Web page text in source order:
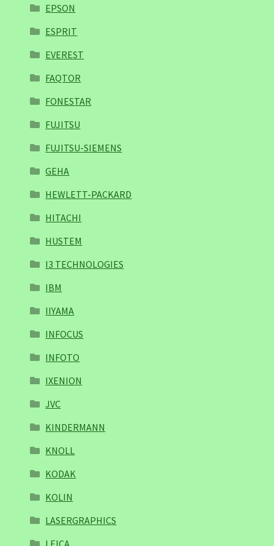
EPSON
ESPRIT
EVEREST
FAQTOR
FONESTAR
FUJITSU
FUJITSU-SIEMENS
GEHA
HEWLETT-PACKARD
HITACHI
HUSTEM
I3 TECHNOLOGIES
IBM
IIYAMA
INFOCUS
INFOTO
IXENION
JVC
KINDERMANN
KNOLL
KODAK
KOLIN
LASERGRAPHICS